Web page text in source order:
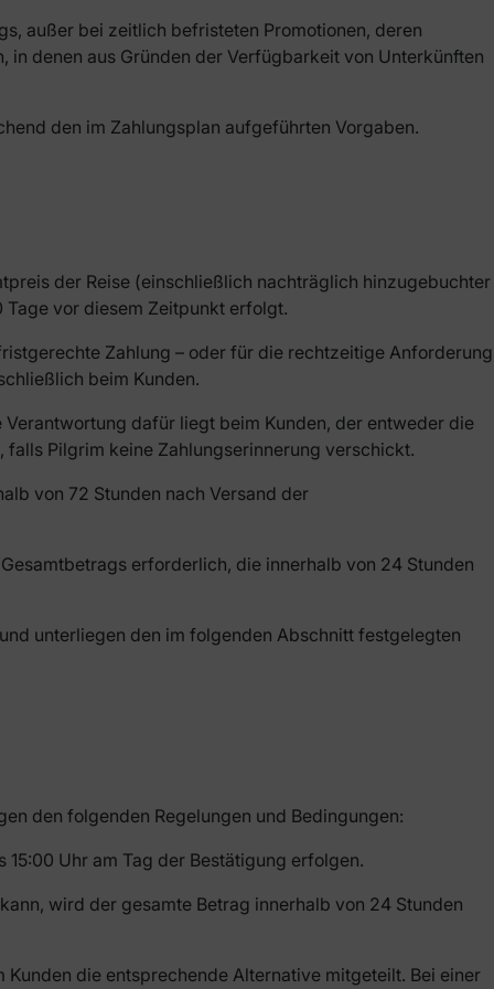
außer bei zeitlich befristeten Promotionen, deren
denen aus Gründen der Verfügbarkeit von Unterkünften
den im Zahlungsplan aufgeführten Vorgaben.
der Reise (einschließlich nachträglich hinzugebuchter
vor diesem Zeitpunkt erfolgt.
Zahlung – oder für die rechtzeitige Anforderung
beim Kunden.
dafür liegt beim Kunden, der entweder die
Pilgrim keine Zahlungserinnerung verschickt.
von 72 Stunden nach Versand der
erforderlich, die innerhalb von 24 Stunden
und unterliegen den im folgenden Abschnitt festgelegten
den folgenden Regelungen und Bedingungen:
Uhr am Tag der Bestätigung erfolgen.
wird der gesamte Betrag innerhalb von 24 Stunden
die entsprechende Alternative mitgeteilt. Bei einer